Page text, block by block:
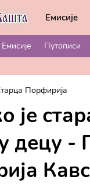
Емисије
Емисије Путописи
Порфирија
је
децу -